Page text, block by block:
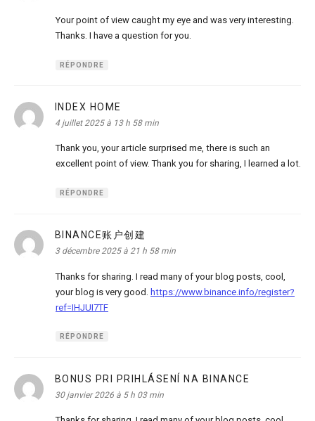
Your point of view caught my eye and was very interesting.
Thanks. I have a question for you.
RÉPONDRE
INDEX HOME
4 juillet 2025 à 13 h 58 min
Thank you, your article surprised me, there is such an
excellent point of view. Thank you for sharing, I learned a lot.
RÉPONDRE
BINANCE账户创建
3 décembre 2025 à 21 h 58 min
Thanks for sharing. I read many of your blog posts, cool,
your blog is very good. https://www.binance.info/register?
ref=IHJUI7TF
RÉPONDRE
BONUS PRI PRIHLÁSENÍ NA BINANCE
30 janvier 2026 à 5 h 03 min